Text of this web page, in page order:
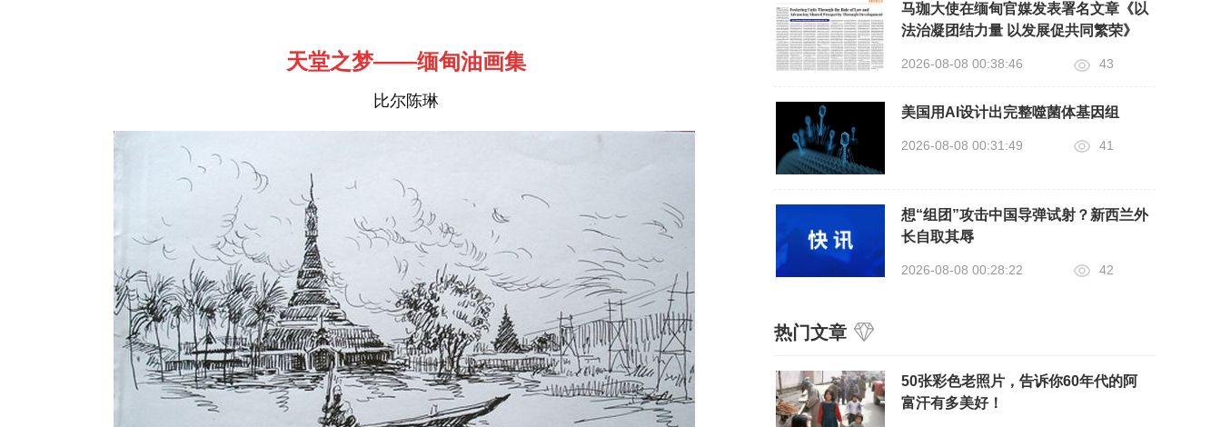
天堂之梦——缅甸油画集
比尔陈琳
马珈大使在缅甸官媒发表署名文章《以
法治凝团结力量 以发展促共同繁荣》
2026-08-08 00:38:46 43
美国用AI设计出完整噬菌体基因组
2026-08-08 00:31:49 41
想“组团”攻击中国导弹试射？新西兰外
长自取其辱
2026-08-08 00:28:22 42
热门文章
50张彩色老照片，告诉你60年代的阿
富汗有多美好！